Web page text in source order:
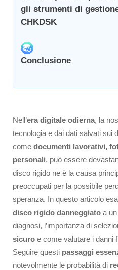
gli strumenti di
CHKDSK
Conclusione
Nell’era digitale odierna, la
tecnologia e dai dati salvati sui
come documenti lavorativi,
personali, può essere
disco rigido ne è la causa
preoccupati per la possibile
speranza. In questo articolo
disco rigido danneggiato a
diagnosi, l’importanza di
sicuro e come valutare i danni
Seguire questi passaggi
notevolmente le probabilità di